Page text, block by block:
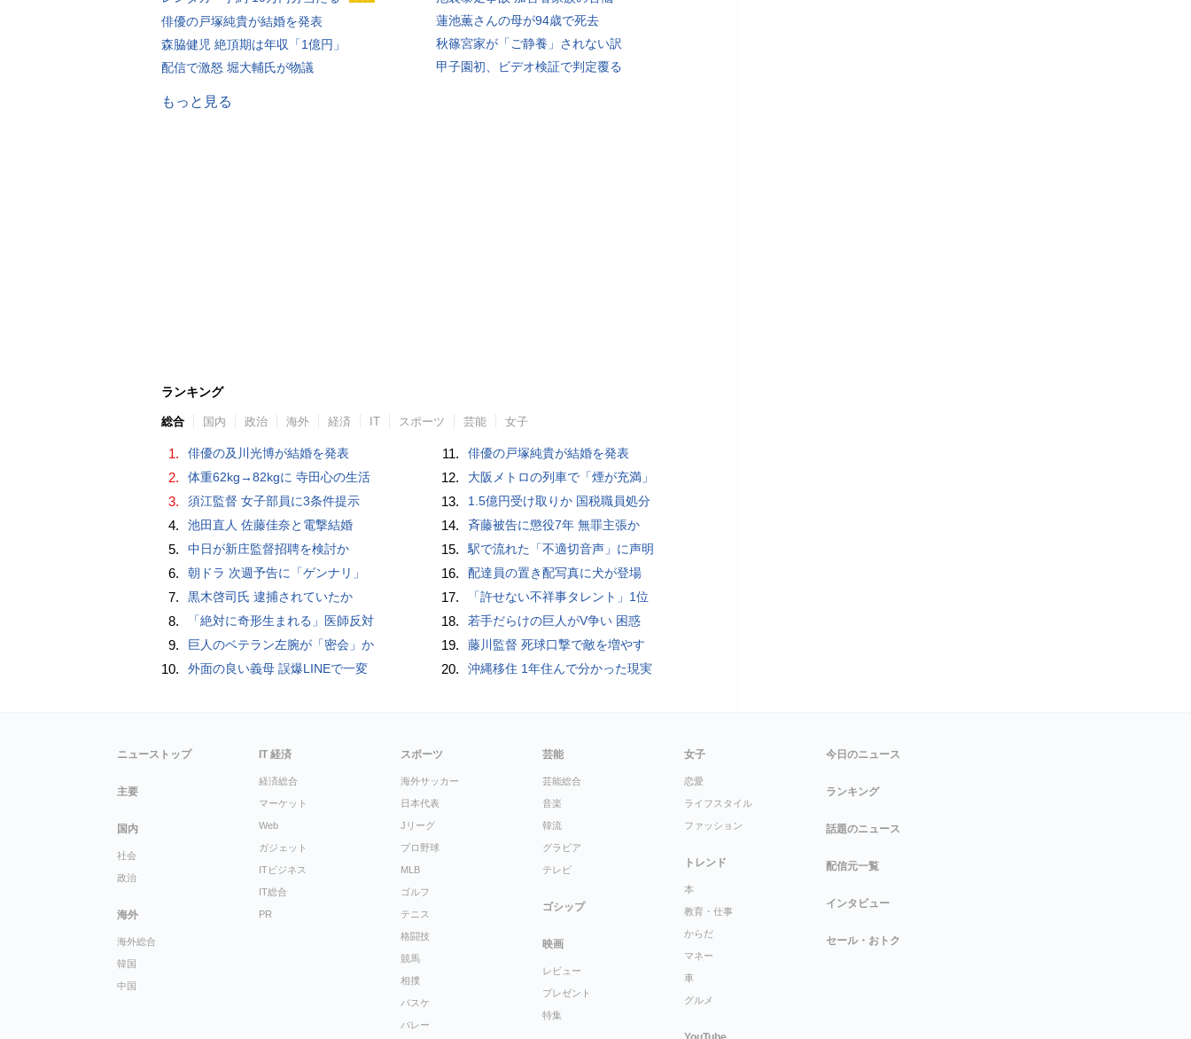
俳優の戸塚純貴が結婚を発表
森脇健児 絶頂期は年収「1億円」
配信で激怒 堀大輔氏が物議
蓮池薫さんの母が94歳で死去
秋篠宮家が「ご静養」されない訳
甲子園初、ビデオ検証で判定覆る
もっと見る
ランキング
総合 国内 政治 海外 経済 IT スポーツ 芸能 女子
1. 俳優の及川光博が結婚を発表
2. 体重62kg→82kgに 寺田心の生活
3. 須江監督 女子部員に3条件提示
4. 池田直人 佐藤佳奈と電撃結婚
5. 中日が新庄監督招聘を検討か
6. 朝ドラ 次週予告に「ゲンナリ」
7. 黒木啓司氏 逮捕されていたか
8. 「絶対に奇形生まれる」医師反対
9. 巨人のベテラン左腕が「密会」か
10. 外面の良い義母 誤爆LINEで一変
11. 俳優の戸塚純貴が結婚を発表
12. 大阪メトロの列車で「煙が充満」
13. 1.5億円受け取りか 国税職員処分
14. 斉藤被告に懲役7年 無罪主張か
15. 駅で流れた「不適切音声」に声明
16. 配達員の置き配写真に犬が登場
17. 「許せない不祥事タレント」1位
18. 若手だらけの巨人がV争い 困惑
19. 藤川監督 死球口撃で敵を増やす
20. 沖縄移住 1年住んで分かった現実
ニューストップ
主要
国内
社会
政治
海外
海外総合
韓国
中国
IT 経済
経済総合
マーケット
Web
ガジェット
ITビジネス
IT総合
PR
スポーツ
海外サッカー
日本代表
Jリーグ
プロ野球
MLB
ゴルフ
テニス
格闘技
競馬
相撲
バスケ
バレー
芸能
芸能総合
音楽
韓流
グラビア
テレビ
ゴシップ
映画
レビュー
プレゼント
特集
女子
恋愛
ライフスタイル
ファッション
トレンド
本
教育・仕事
からだ
マネー
車
グルメ
今日のニュース
ランキング
話題のニュース
配信元一覧
インタビュー
セール・おトク